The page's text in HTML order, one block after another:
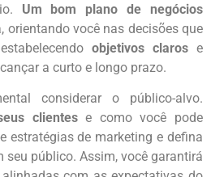
Um bom plano de negócios
você nas decisões que
objetivos claros e
a curto e longo prazo.
considerar o público-alvo.
clientese como você pode
estratégias de marketing e defina
público. Assim, você garantirá